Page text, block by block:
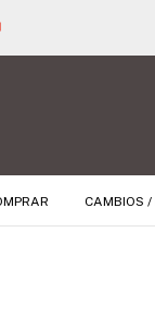
CAMBIOS /